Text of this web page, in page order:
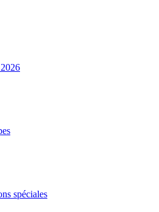
spéciales